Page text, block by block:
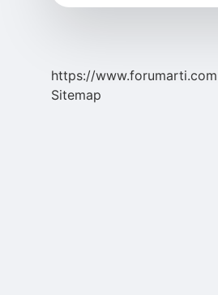
https://www.forumarti.com
Sitemap